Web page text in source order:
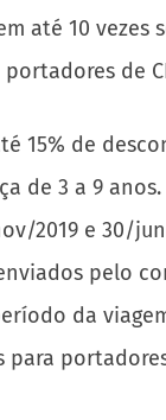
10 vezes
de
15% de
de 3 a 9
2019 e 30/
pelo
da
portadores